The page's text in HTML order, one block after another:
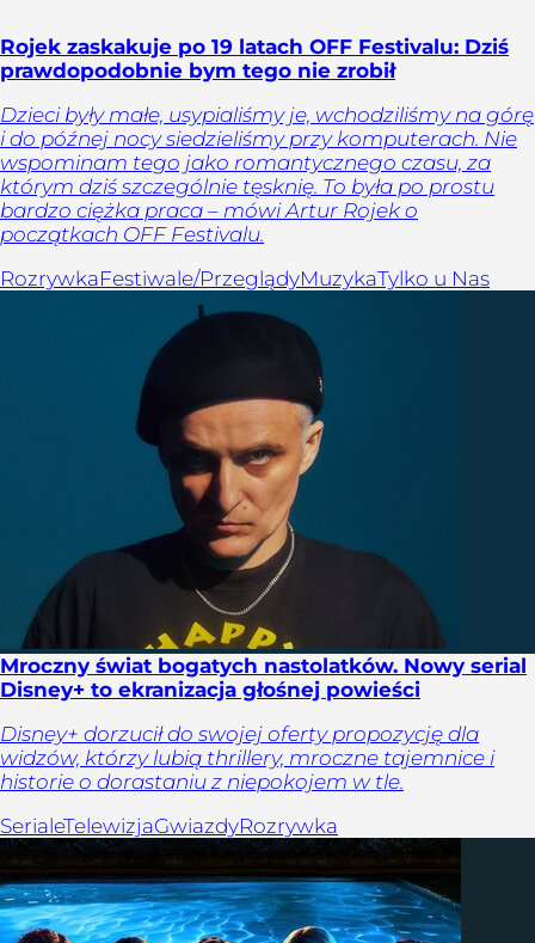
Rojek zaskakuje po 19 latach OFF Festivalu: Dziś
prawdopodobnie bym tego nie zrobił
Dzieci były małe, usypialiśmy je, wchodziliśmy na górę
i do późnej nocy siedzieliśmy przy komputerach. Nie
wspominam tego jako romantycznego czasu, za
którym dziś szczególnie tęsknię. To była po prostu
bardzo ciężka praca – mówi Artur Rojek o
początkach OFF Festivalu.
RozrywkaFestiwale/PrzeglądyMuzykaTylko u Nas
Mroczny świat bogatych nastolatków. Nowy serial
Disney+ to ekranizacja głośnej powieści
Disney+ dorzucił do swojej oferty propozycję dla
widzów, którzy lubią thrillery, mroczne tajemnice i
historie o dorastaniu z niepokojem w tle.
SerialeTelewizjaGwiazdyRozrywka